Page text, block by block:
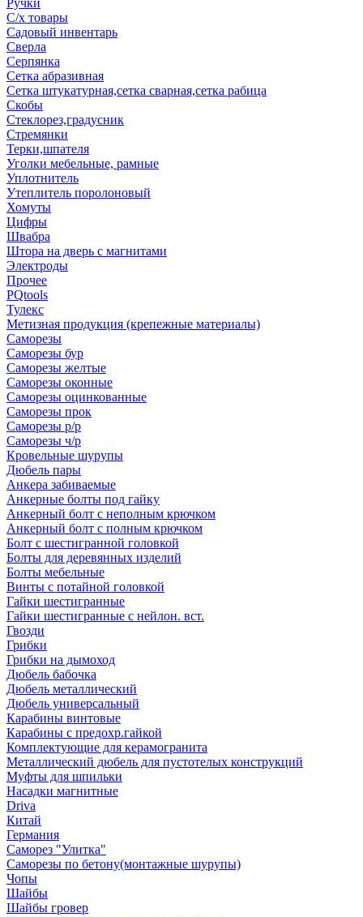
Ручки
С/х товары
Садовый инвентарь
Сверла
Серпянка
Сетка абразивная
Сетка штукатурная,сетка сварная,сетка рабица
Скобы
Стеклорез,градусник
Стремянки
Терки,шпателя
Уголки мебельные, рамные
Уплотнитель
Утеплитель поролоновый
Хомуты
Цифры
Швабра
Штора на дверь с магнитами
Электроды
Прочее
PQtools
Тулекс
Метизная продукция (крепежные материалы)
Саморезы
Саморезы бур
Саморезы желтые
Саморезы оконные
Саморезы оцинкованные
Саморезы прок
Саморезы р/р
Саморезы ч/р
Кровельные шурупы
Дюбель пары
Анкера забиваемые
Анкерные болты под гайку
Анкерный болт с неполным крючком
Анкерный болт с полным крючком
Болт с шестигранной головкой
Болты для деревянных изделий
Болты мебельные
Винты с потайной головкой
Гайки шестигранные
Гайки шестигранные с нейлон. вст.
Гвозди
Грибки
Грибки на дымоход
Дюбель бабочка
Дюбель металлический
Дюбель универсальный
Карабины винтовые
Карабины с предохр.гайкой
Комплектующие для керамогранита
Металлический дюбель для пустотелых конструкций
Муфты для шпильки
Насадки магнитные
Driva
Китай
Германия
Саморез "Улитка"
Саморезы по бетону(монтажные шурупы)
Чопы
Шайбы
Шайбы гровер